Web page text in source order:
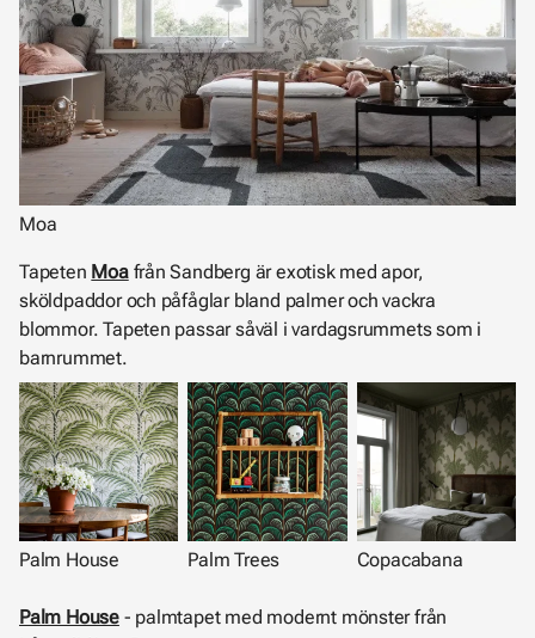
Moa
Tapeten Moafrån Sandberg är exotisk med apor,
sköldpaddor och påfåglar bland palmer och vackra
blommor. Tapeten passar såväl i vardagsrummets som i
barnrummet.
Palm House Palm Trees Copacabana
Palm House- palmtapet med modernt mönster från